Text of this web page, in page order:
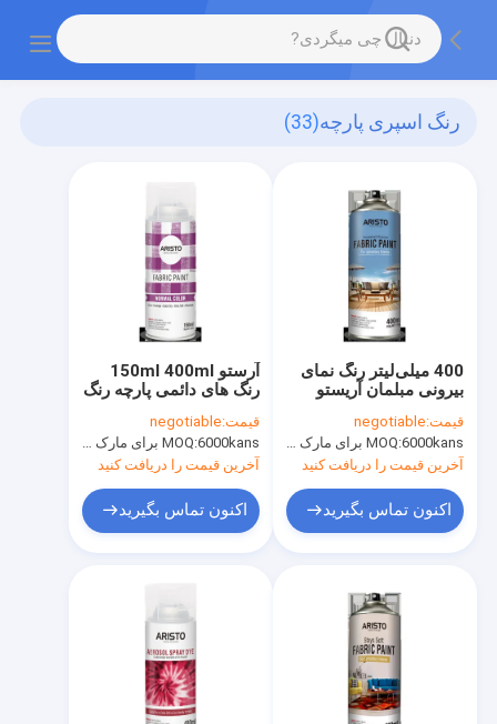
رنگ اسپری پارچه(33)
آرستو 150ml 400ml
رنگ های دائمی پارچه رنگ
قیمت:negotiable
MOQ:6000kans برای مارک Aristo، 15000cans برای مارک سفارشی
آخرین قیمت را دریافت کنید
اکنون تماس بگیرید
400 میلی‌لیتر رنگ نمای
بیرونی مبلمان آریستو
قیمت:negotiable
MOQ:6000kans برای مارک Aristo، 15000cans برای مارک سفارشی
آخرین قیمت را دریافت کنید
اکنون تماس بگیرید